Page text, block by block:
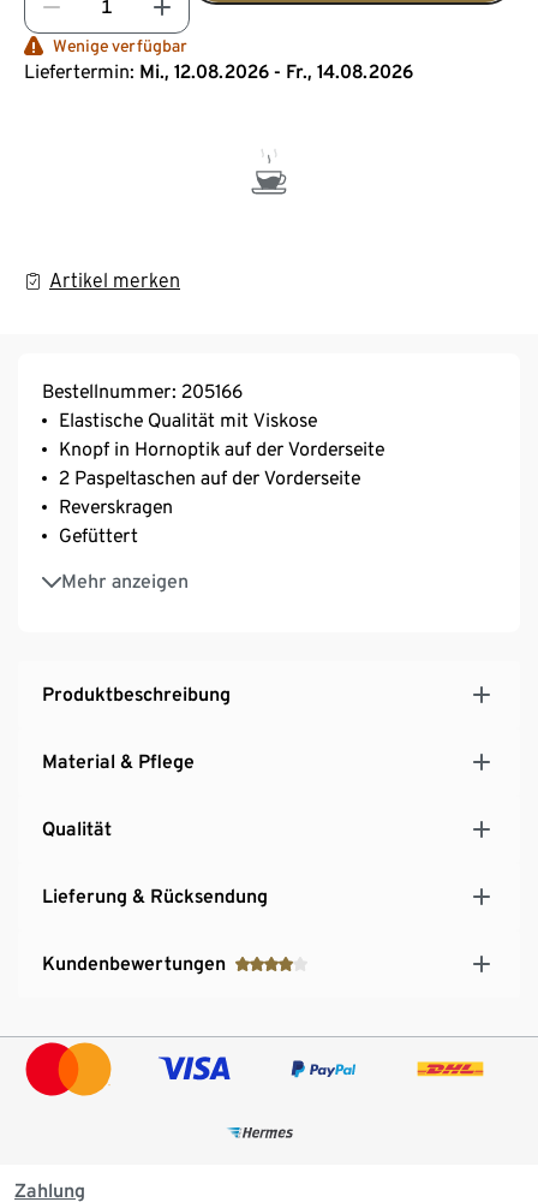
Wenige verfügbar
Liefertermin: Mi., 12.08.2026 - Fr., 14.08.2026
Artikel merken
Bestellnummer: 205166
Elastische Qualität mit Viskose
Knopf in Hornoptik auf der Vorderseite
2 Paspeltaschen auf der Vorderseite
Reverskragen
Gefüttert
Mehr anzeigen
Rückseite mit Teilungsnaht und Saumschlitz
Mit Elasthan: formbeständig, perfekter Sitz, hoher
Produktbeschreibung
Material & Pflege
Qualität
Lieferung & Rücksendung
Kundenbewertungen
Zahlung